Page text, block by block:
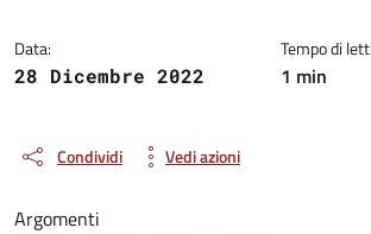
Data:
28 Dicembre 2022
Tempo di
1 min
Condividi Vedi azioni
Argomenti